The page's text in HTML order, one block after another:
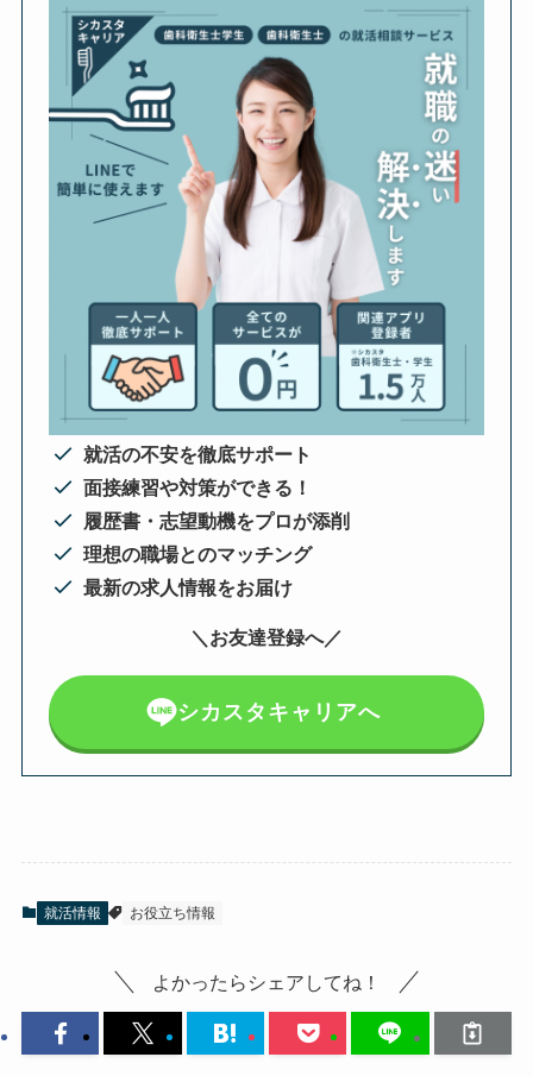
就活の不安を徹底サポート
面接練習や対策ができる！
履歴書・志望動機をプロが添削
理想の職場とのマッチング
最新の求人情報をお届け
＼お友達登録へ／
シカスタキャリアへ
就活情報 お役立ち情報
よかったらシェアしてね！